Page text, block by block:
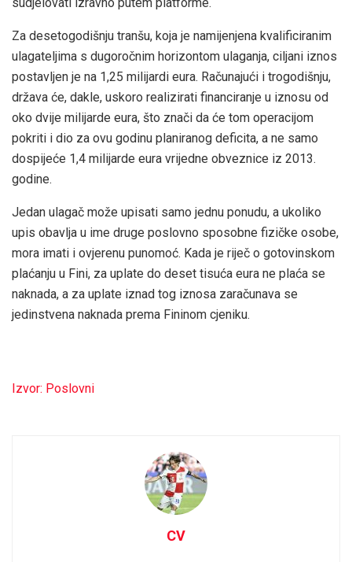
Za desetogodišnju tranšu, koja je namijenjena kvalificiranim
ulagateljima s dugoročnim horizontom ulaganja, ciljani iznos
postavljen je na 1,25 milijardi eura. Računajući i trogodišnju,
država će, dakle, uskoro realizirati financiranje u iznosu od
oko dvije milijarde eura, što znači da će tom operacijom
pokriti i dio za ovu godinu planiranog deficita, a ne samo
dospijeće 1,4 milijarde eura vrijedne obveznice iz 2013.
godine.
Jedan ulagač može upisati samo jednu ponudu, a ukoliko
upis obavlja u ime druge poslovno sposobne fizičke osobe,
mora imati i ovjerenu punomoć. Kada je riječ o gotovinskom
plaćanju u Fini, za uplate do deset tisuća eura ne plaća se
naknada, a za uplate iznad tog iznosa zaračunava se
jedinstvena naknada prema Fininom cjeniku.
Izvor: Poslovni
CV